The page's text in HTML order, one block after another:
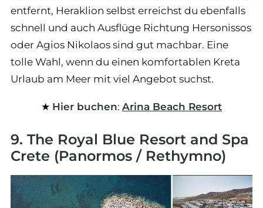
entfernt, Heraklion selbst erreichst du ebenfalls
schnell und auch Ausflüge Richtung Hersonissos
oder Agios Nikolaos sind gut machbar. Eine
tolle Wahl, wenn du einen komfortablen Kreta
Urlaub am Meer mit viel Angebot suchst.
Hier buchen: Arina Beach Resort
9. The Royal Blue Resort and Spa
Crete (Panormos / Rethymno)